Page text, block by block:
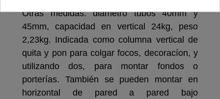
Otras medidas: diámetro tubos 40mm y
45mm, capacidad en vertical 24kg, peso
2,23kg. Indicada como columna vertical de
quita y pon para colgar focos, decoracíon, y
utilizando dos, para montar fondos o
porterías. También se pueden montar en
horizontal de pared a pared bajo